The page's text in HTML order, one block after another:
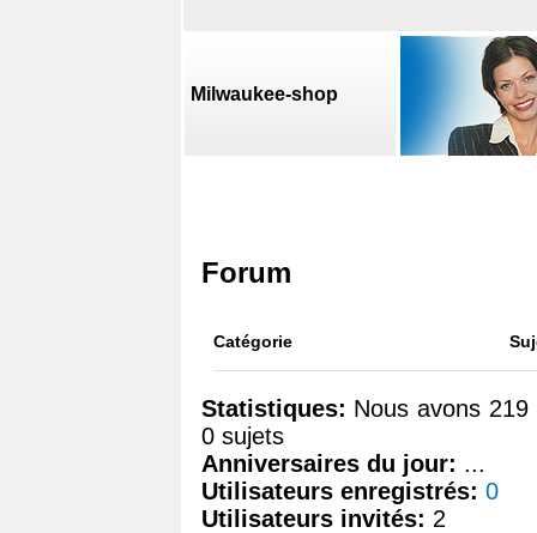
Milwaukee-shop
Forum
Catégorie
Statistiques: Nous avons
0 sujets
Anniversaires du jour: ...
Utilisateurs enregistrés: 0
Utilisateurs invités: 2